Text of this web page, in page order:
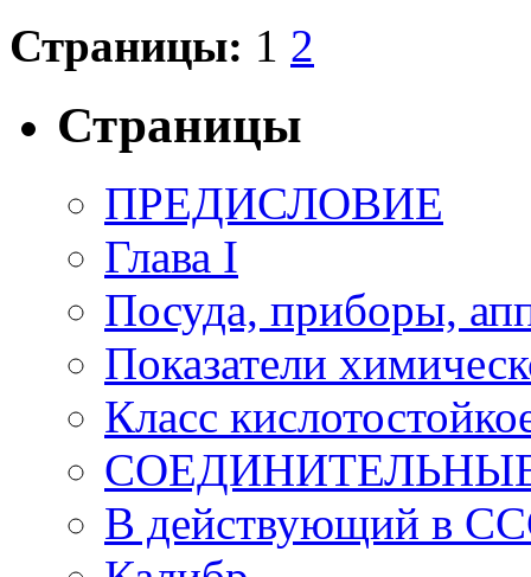
Страницы: 1 2
Страницы
ПРЕДИСЛОВИЕ
Глава I
Посуда, приборы,
Показатели
Класс
В действующий в